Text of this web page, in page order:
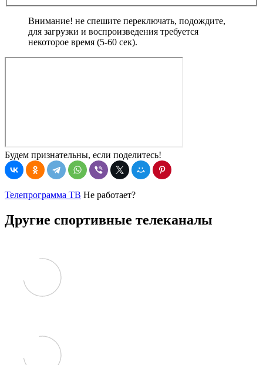
Внимание! не спешите переключать, подождите,
для загрузки и воспроизведения требуется
некоторое время (5-60 сек).
Будем признательны, если поделитесь!
Телепрограмма ТВ Не работает?
Другие спортивные телеканалы